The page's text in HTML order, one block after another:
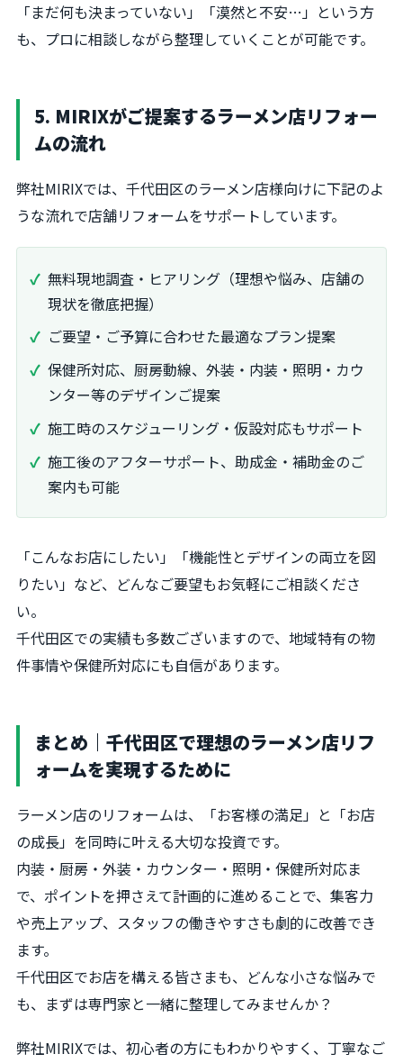
「まだ何も決まっていない」「漠然と不安…」という方
も、プロに相談しながら整理していくことが可能です。
5. MIRIXがご提案するラーメン店リフォー
ムの流れ
弊社MIRIXでは、千代田区のラーメン店様向けに下記のよ
うな流れで店舗リフォームをサポートしています。
無料現地調査・ヒアリング（理想や悩み、店舗の
現状を徹底把握）
ご要望・ご予算に合わせた最適なプラン提案
保健所対応、厨房動線、外装・内装・照明・カウ
ンター等のデザインご提案
施工時のスケジューリング・仮設対応もサポート
施工後のアフターサポート、助成金・補助金のご
案内も可能
「こんなお店にしたい」「機能性とデザインの両立を図
りたい」など、どんなご要望もお気軽にご相談くださ
い。
千代田区での実績も多数ございますので、地域特有の物
件事情や保健所対応にも自信があります。
まとめ｜千代田区で理想のラーメン店リフ
ォームを実現するために
ラーメン店のリフォームは、「お客様の満足」と「お店
の成長」を同時に叶える大切な投資です。
内装・厨房・外装・カウンター・照明・保健所対応ま
で、ポイントを押さえて計画的に進めることで、集客力
や売上アップ、スタッフの働きやすさも劇的に改善でき
ます。
千代田区でお店を構える皆さまも、どんな小さな悩みで
も、まずは専門家と一緒に整理してみませんか？
弊社MIRIXでは、初心者の方にもわかりやすく、丁寧なご